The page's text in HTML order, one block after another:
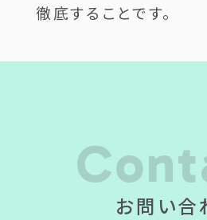
徹底することです。
お問い合